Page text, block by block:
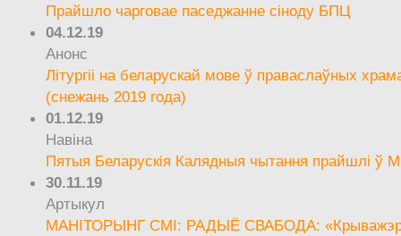
Прайшло чарговае паседжанне сіноду БПЦ
04.12.19
Анонс
Літургіі на беларускай мове ў праваслаўных
(снежань 2019 года)
01.12.19
Навіна
Пятыя Беларускія Калядныя чытання прайшлі ў
30.11.19
Артыкул
МАНІТОРЫНГ СМІ: РАДЫЁ СВАБОДА: